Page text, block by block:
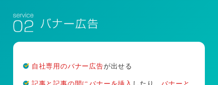
自社専用のバナー広告が出せる
記事と記事の間にバナーを挿入 したり、バナーと